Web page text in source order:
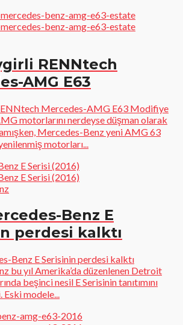
RENNtech
AMG E63
Mercedes-AMG E63 Modifiye
motorlarını nerdeyse düşman olarak
Mercedes-Benz yeni AMG 63
motorları...
Benz E
perdesi kalktı
Benz E Serisinin perdesi kalktı
bu yıl Amerika’da düzenlenen Detroit
beşinci nesil E Serisinin tanıtımını
modele...